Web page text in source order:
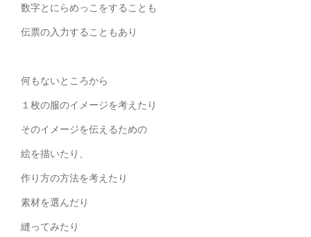
数字とにらめっこをすることも
伝票の入力することもあり
何もないところから
１枚の服のイメージを考えたり
そのイメージを伝えるための
絵を描いたり、
作り方の方法を考えたり
素材を選んだり
縫ってみたり